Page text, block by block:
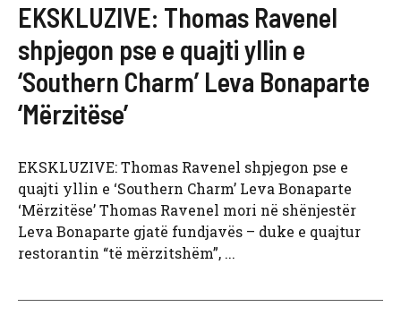
EKSKLUZIVE: Thomas Ravenel
shpjegon pse e quajti yllin e
‘Southern Charm’ Leva Bonaparte
‘Mërzitëse’
EKSKLUZIVE: Thomas Ravenel shpjegon pse e
quajti yllin e ‘Southern Charm’ Leva Bonaparte
‘Mërzitëse’ Thomas Ravenel mori në shënjestër
Leva Bonaparte gjatë fundjavës – duke e quajtur
restorantin “të mërzitshëm”, ...